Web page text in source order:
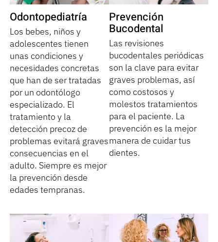
Odontopediatría
Los bebes, niños y
adolescentes tienen
unas condiciones y
necesidades concretas
que han de ser tratadas
por un odontólogo
especializado. El
tratamiento y la
detección precoz de
problemas evitará graves
consecuencias en el
adulto. Siempre es mejor
la prevención desde
edades tempranas.
Prevención
Bucodental
Las revisiones
bucodentales periódicas
son la clave para evitar
graves problemas, así
como costosos y
molestos tratamientos
para el paciente. La
prevención es la mejor
manera de cuidar tus
dientes.